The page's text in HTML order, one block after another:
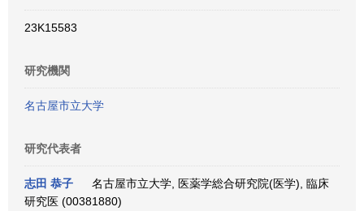
23K15583
研究機関
名古屋市立大学
研究代表者
志田 恭子
名古屋市立大学, 医薬学総合研究院(医学), 臨床
研究医 (00381880)